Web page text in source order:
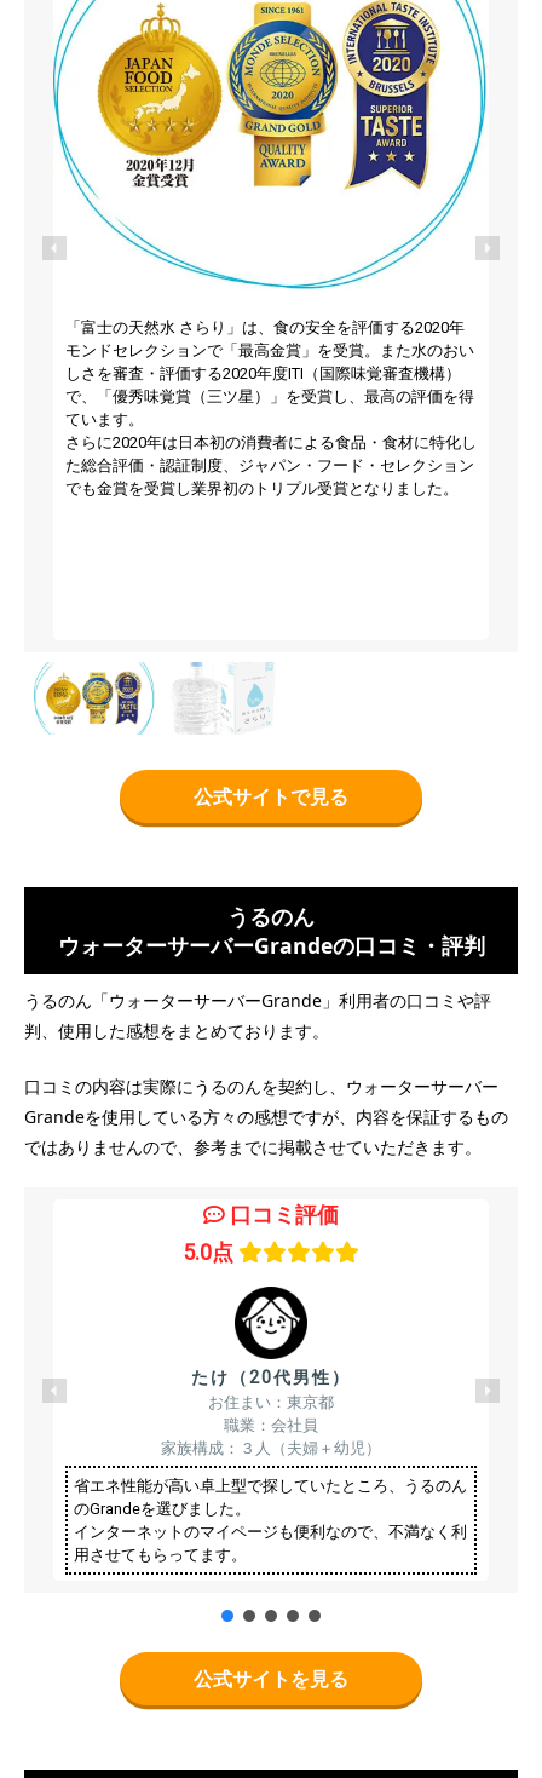
「富士の天然水 さらり」は、食の安全を評価する2020年
モンドセレクションで「最高金賞」を受賞。また水のおい
しさを審査・評価する2020年度ITI（国際味覚審査機構）
で、「優秀味覚賞（三ツ星）」を受賞し、最高の評価を得
ています。
さらに2020年は日本初の消費者による食品・食材に特化し
た総合評価・認証制度、ジャパン・フード・セレクション
でも金賞を受賞し業界初のトリプル受賞となりました。
公式サイトで見る
うるのん
ウォーターサーバーGrandeの口コミ・評判
うるのん「ウォーターサーバーGrande」利用者の口コミや評
判、使用した感想をまとめております。
口コミの内容は実際にうるのんを契約し、ウォーターサーバー
Grandeを使用している方々の感想ですが、内容を保証するもの
ではありませんので、参考までに掲載させていただきます。
口コミ評価
5.0点
たけ（20代男性）
お住まい：東京都
職業：会社員
家族構成：３人（夫婦＋幼児）
省エネ性能が高い卓上型で探していたところ、うるのん
のGrandeを選びました。
インターネットのマイページも便利なので、不満なく利
用させてもらってます。
公式サイトを見る